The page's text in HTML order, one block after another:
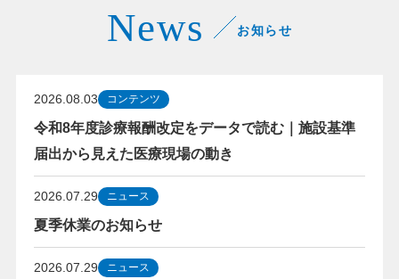
News お知らせ
2026.08.03 コンテンツ
令和8年度診療報酬改定をデータで読む｜施設基準
届出から見えた医療現場の動き
2026.07.29 ニュース
夏季休業のお知らせ
2026.07.29 ニュース